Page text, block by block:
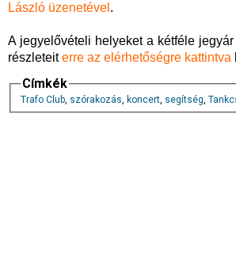
László üzenetével .
A jegyelővételi helyeket a kétféle
részleteiterre az elérhetőségre kattintva
Címkék
Trafo Club, szórakozás, koncert, segítség,